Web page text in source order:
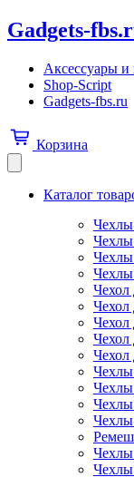
Gadgets-
Аксессуары и
Shop-Script
Gadgets-fbs.ru
Корзина
Каталог
Чехлы
Чехлы
Чехлы
Чехлы
Чехол
Чехол
Чехол
Чехол
Чехлы
Чехлы
Чехлы
Чехлы
Чехлы
Чехлы